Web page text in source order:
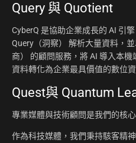
Query 與 Quotient
CyberQ 是協助企業成長的 AI 引
Query（洞察） 解析大量資料，
商） 的顧問服務，將 AI 導入本
資料轉化為企業最具價值的數位資
Quest與 Quantum
專業媒體與技術顧問是我們的核心
作為科技媒體，我們秉持駭客精